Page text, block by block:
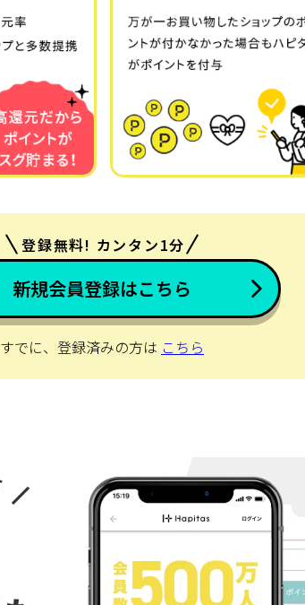
登録無料! カンタン1分
新規会員登録はこちら
すでに、登録済みの方は こちら